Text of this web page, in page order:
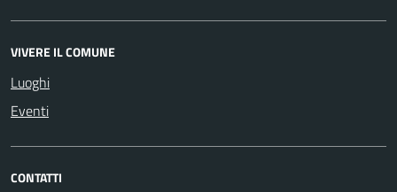
VIVERE IL COMUNE
Luoghi
Eventi
CONTATTI